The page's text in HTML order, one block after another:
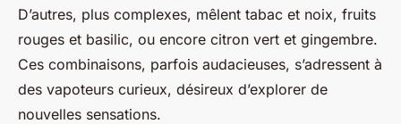
D’autres, plus complexes, mêlent tabac et noix, fruits
rouges et basilic, ou encore citron vert et gingembre.
Ces combinaisons, parfois audacieuses, s’adressent à
des vapoteurs curieux, désireux d’explorer de
nouvelles sensations.